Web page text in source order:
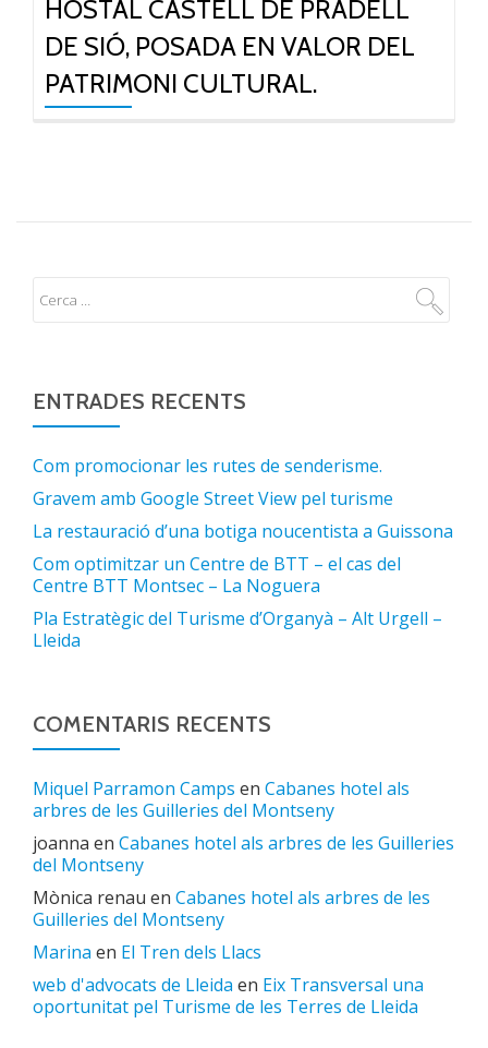
HOSTAL CASTELL DE PRADELL
DE SIÓ, POSADA EN VALOR DEL
PATRIMONI CULTURAL.
ENTRADES RECENTS
Com promocionar les rutes de senderisme.
Gravem amb Google Street View pel turisme
La restauració d’una botiga noucentista a Guissona
Com optimitzar un Centre de BTT – el cas del
Centre BTT Montsec – La Noguera
Pla Estratègic del Turisme d’Organyà – Alt Urgell –
Lleida
COMENTARIS RECENTS
Miquel Parramon Camps en Cabanes hotel als
arbres de les Guilleries del Montseny
joanna en Cabanes hotel als arbres de les Guilleries
del Montseny
Mònica renau en Cabanes hotel als arbres de les
Guilleries del Montseny
Marina en El Tren dels Llacs
web d'advocats de Lleida en Eix Transversal una
oportunitat pel Turisme de les Terres de Lleida